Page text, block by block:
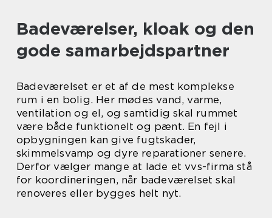
Badeværelser, kloak og den
gode samarbejdspartner
Badeværelset er et af de mest komplekse
rum i en bolig. Her mødes vand, varme,
ventilation og el, og samtidig skal rummet
være både funktionelt og pænt. En fejl i
opbygningen kan give fugtskader,
skimmelsvamp og dyre reparationer senere.
Derfor vælger mange at lade et vvs-firma stå
for koordineringen, når badeværelset skal
renoveres eller bygges helt nyt.